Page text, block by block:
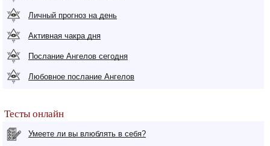
Личный прогноз на день
Активная чакра дня
Послание Ангелов сегодня
Любовное послание Ангелов
Тесты онлайн
Умеете ли вы влюблять в себя?